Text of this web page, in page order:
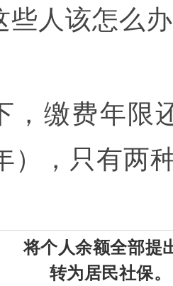
些人该怎么
，缴费年限
），只有两
将个人余额全部提
转为居民社保。